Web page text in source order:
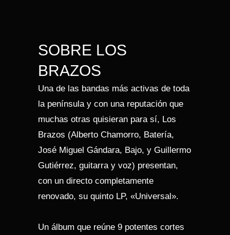
SOBRE LOS
BRAZOS
Una de las bandas más activas de toda
la península y con una reputación que
muchas otras quisieran para sí, Los
Brazos (Alberto Chamorro, Batería,
José Miguel Gándara, Bajo, y Guillermo
Gutiérrez, guitarra y voz) presentan,
con un directo completamente
renovado, su quinto LP, «Universal».
Un álbum que reúne 9 potentes cortes